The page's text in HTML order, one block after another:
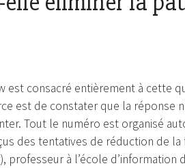
est consacré entièrement à cette
est de constater que la réponse
Tout le numéro est organisé
des tentatives de réduction de la
à l’école d’information